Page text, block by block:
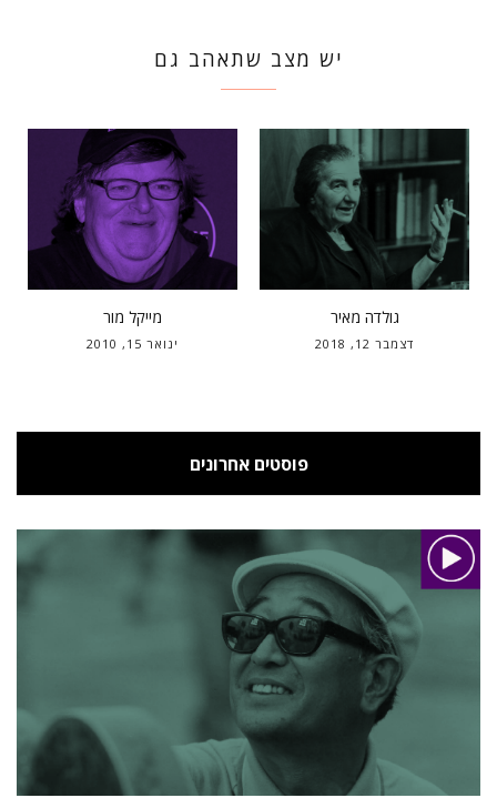
יש מצב שתאהב גם
מייקל מור
ינואר 15, 2010
גולדה מאיר
דצמבר 12, 2018
פוסטים אחרונים